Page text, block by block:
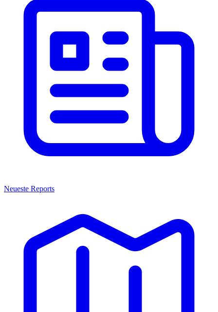
Neueste Reports